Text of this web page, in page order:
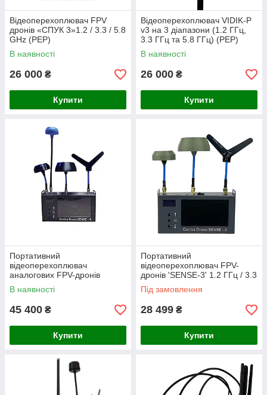
Відеоперехоплювач FPV
дронів «СПУК 3»1.2 / 3.3 / 5.8
GHz (РЕР)
В наявності
26 000 ₴
Купити
Відеоперехоплювач VIDIK-P
v3 на 3 діапазони (1.2 ГГц,
3.3 ГГц та 5.8 ГГц) (РЕР)
В наявності
26 000 ₴
Купити
Портативний
відеоперехоплювач
аналогових FPV-дронів
"SENSE-4 " 1.3 / 3.3 / 5.8 / 6.8
ГГц (діапазон до 8 ГГц)
В наявності
45 400 ₴
Купити
Портативний
відеоперехоплювач FPV-
дронів 'SENSE-3' 1.2 ГГц / 3.3
ГГц / 5.8 ГГц (РЕР)
Під замовлення
28 499 ₴
Купити